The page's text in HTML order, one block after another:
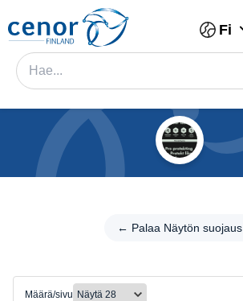
Fi
← Palaa Näytön suojaus
Kategoriat
Kalvo-/leikkauskone
Suodatin
Määrä/sivu